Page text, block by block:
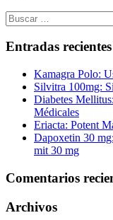
Buscar:
Entradas recientes
Kamagra Polo:
Silvitra 100mg:
Diabetes
Médicales
Eriacta: Potent
Dapoxetin 30
mit 30 mg
Comentarios
Archivos